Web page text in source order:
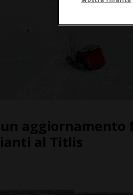
aggiornamento
al Titlis